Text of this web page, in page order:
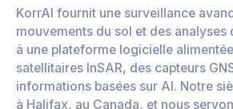
KorrAI fournit une surveillance
mouvements du sol et des analyses
à une plateforme logicielle
satellitaires InSAR, des capteurs
informations basées sur AI. Notre
à Halifax, au Canada, et nous